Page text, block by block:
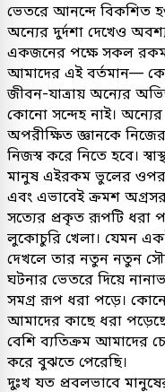
ভেতরে আনন্দে বিকশিত
অন্যের দুর্দশা দেখেও
একজনের পক্ষে সকল
আমাদের এই বর্তমান—
জীবন-যাত্রায় অন্যের
কোনো সন্দেহ নাই।
অপরীক্ষিত জ্ঞানকে
নিজস্ব করে নিতে হবে।
মানুষ এইরকম ভুলের ওপর
এবং এভাবেই ক্রমশ
সত্যের প্রকৃত রূপটি
লুকোচুরি খেলা। যেমন
দেখলে তার নতুন নতুন
ঘটনার ভেতরে দিয়ে
সমগ্র রূপ ধরা পড়ে।
আমাদের কাছে ধরা
বেশি ব্যতিক্রম আমাদের
করে বুঝতে পেরেছি।
দুঃখ যত প্রবলভাবে